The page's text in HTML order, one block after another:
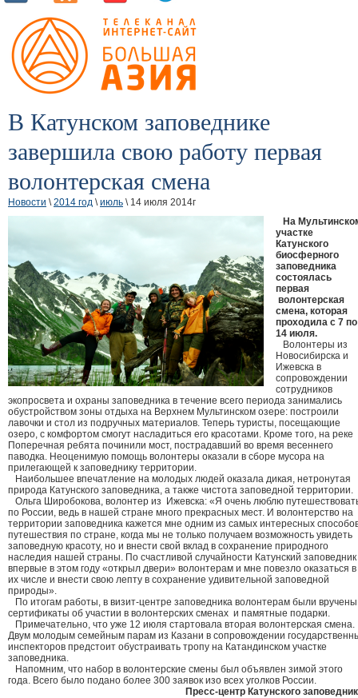
В Катунском заповеднике
завершила свою работу первая
волонтерская смена
Новости \2014 год \июль \ 14 июля 2014г
На
участке
Катунского
биосферного
заповедника
состоялась
первая
волонтерская
смена, которая
проходила с 7 по
14 июля.
Волонтеры из
Новосибирска и
Ижевска в
сопровождении
сотрудников
экопросвета и охраны заповедника в течение всего периода занимались
обустройством зоны отдыха на Верхнем Мультинском озере: построили
лавочки и стол из подручных материалов. Теперь туристы, посещающие
озеро, с комфортом смогут насладиться его красотами. Кроме того, на реке
Поперечная ребята починили мост, пострадавший во время весеннего
паводка. Неоценимую помощь волонтеры оказали в сборе мусора на
прилегающей к заповеднику территории.
Наибольшее впечатление на молодых людей оказала дикая, нетронутая
природа Катунского заповедника, а также чистота заповедной территории.
Ольга Широбокова, волонтер из Ижевска: «Я очень люблю
по России, ведь в нашей стране много прекрасных мест. И волонтерство на
территории заповедника кажется мне одним из самых интересных
путешествия по стране, когда мы не только получаем возможность увидеть
заповедную красоту, но и внести свой вклад в сохранение природного
наследия нашей страны. По счастливой случайности Катунский заповедник
впервые в этом году «открыл двери» волонтерам и мне повезло оказаться в
их числе и внести свою лепту в сохранение удивительной заповедной
природы».
По итогам работы, в визит-центре заповедника волонтерам были вручены
сертификаты об участии в волонтерских сменах и памятные подарки.
Примечательно, что уже 12 июля стартовала вторая волонтерская смена.
Двум молодым семейным парам из Казани в сопровождении
инспекторов предстоит обустраивать тропу на Катандинском участке
заповедника.
Напомним, что набор в волонтерские смены был объявлен зимой этого
года. Всего было подано более 300 заявок изо всех уголков России.
Пресс-центр Катунского